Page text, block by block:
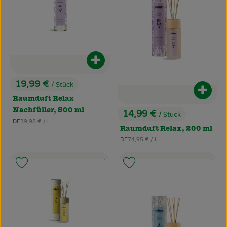
, Preis:
19,99 € / Stück
Raumduft Relax
Nachfüller, 500 ml
, Herkunft:
DE, Referenzpreis:
39,98 € / l
Produkt zum Warenkorb
, Preis:
14,99 € / Stück
Raumduft Relax, 200 ml
, Herkunft:
DE, Referenzpreis:
74,95 € / l
, Verband:
.
Produkt zu Favouriten hinzufügen
,
.